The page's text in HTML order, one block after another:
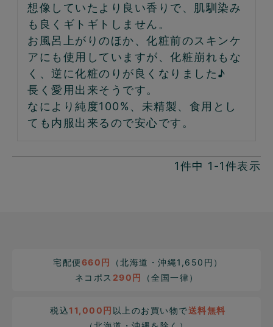
想像していたより良い香りで、肌馴染み
も良くギトギトしません。
お風呂上がりのほか、化粧前のスキンケ
アにも使用していますが、化粧崩れもな
く、逆に化粧のりが良くなりました♪
長く愛用出来そうです。
なにより純度100%、未精製、食用とし
ても内服出来るので安心です。
1件中 1 -1件表示
宅配便660円
（北海道・沖縄1,650円）
ネコポス 290円 （全国一律）
税込11,000円 以上のお買い物で送料無料